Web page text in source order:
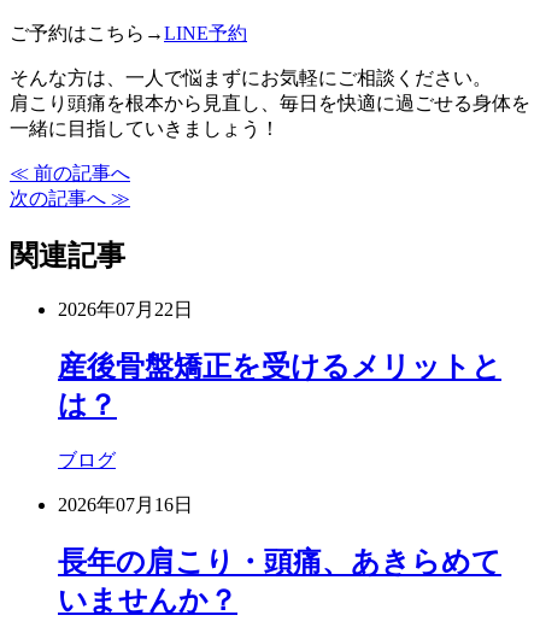
ご予約はこちら→LINE予約
そんな方は、一人で悩まずにお気軽にご相談ください。
肩こり頭痛を根本から見直し、毎日を快適に過ごせる身体を
一緒に目指していきましょう！
≪ 前の記事へ
次の記事へ ≫
関連記事
2026年07月22日
産後骨盤矯正を受けるメリットと
は？
ブログ
2026年07月16日
長年の肩こり・頭痛、あきらめて
いませんか？